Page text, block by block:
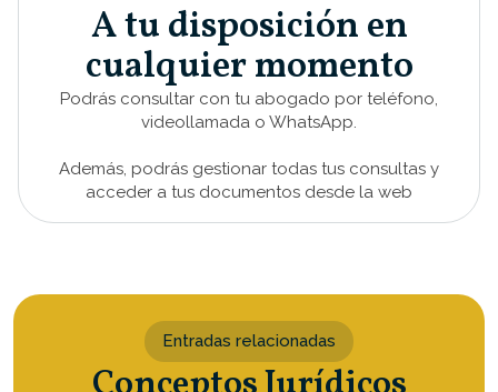
A tu disposición en
cualquier momento
Podrás consultar con tu abogado por teléfono,
videollamada o WhatsApp.
Además, podrás gestionar todas tus consultas y
acceder a tus documentos desde la web
Entradas relacionadas